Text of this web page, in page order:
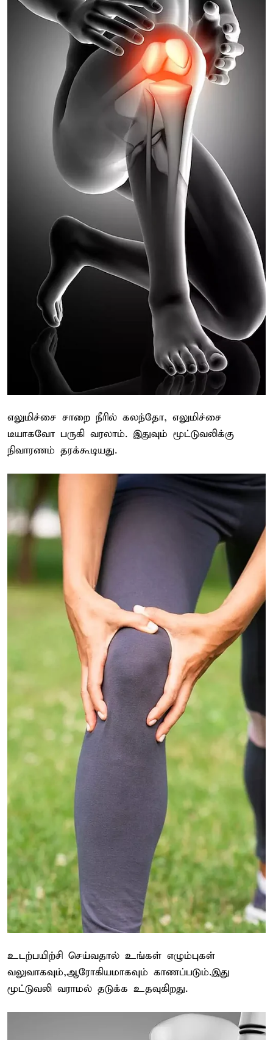
எலுமிச்சை சாறை நீரில் கலந்தோ, எலுமிச்சை
டீயாகவோ பருகி வரலாம். இதுவும் மூட்டுவலிக்கு
நிவாரணம் தரக்கூடியது.
உடற்பயிற்சி செய்வதால் உங்கள் எழும்புகள்
வலுவாகவும்,ஆரோகியமாகவும் காணப்படும்.இது
மூட்டுவலி வராமல் தடுக்க உதவுகிறது.